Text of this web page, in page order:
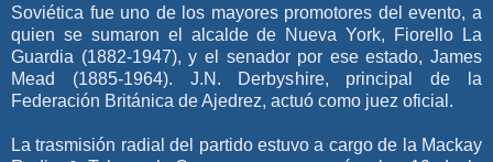
Soviética fue uno de los mayores promotores del evento, a
quien se sumaron el alcalde de Nueva York, Fiorello La
Guardia (1882-1947), y el senador por ese estado, James
Mead (1885-1964). J.N. Derbyshire, principal de la
Federación Británica de Ajedrez, actuó como juez oficial.
La trasmisión radial del partido estuvo a cargo de la Mackay